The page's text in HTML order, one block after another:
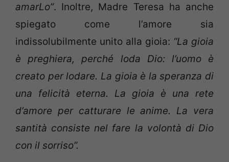
amarLo”. Inoltre, Madre Teresa ha anche
spiegato come l’amore sia
indissolubilmente unito alla gioia: “La gioia
è preghiera, perché loda Dio: l’uomo è
creato per lodare. La gioia è la speranza di
una felicità eterna. La gioia è una rete
d’amore per catturare le anime. La vera
santità consiste nel fare la volontà di Dio
con il sorriso”.